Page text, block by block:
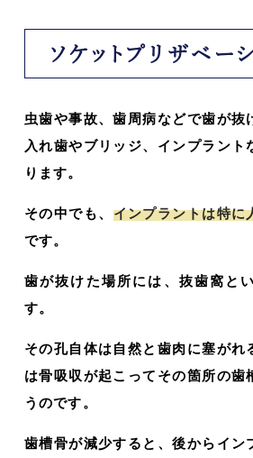
ソケットプリザベー
虫歯や事故、歯周病などで歯が抜
入れ歯やブリッジ、インプラント
ります。
その中でも、 インプラントは特に
です。
歯が抜けた場所には、抜歯窩と
す。
その孔自体は自然と歯肉に塞がれ
は骨吸収が起こってその箇所の歯
うのです。
歯槽骨が減少すると、後からイン